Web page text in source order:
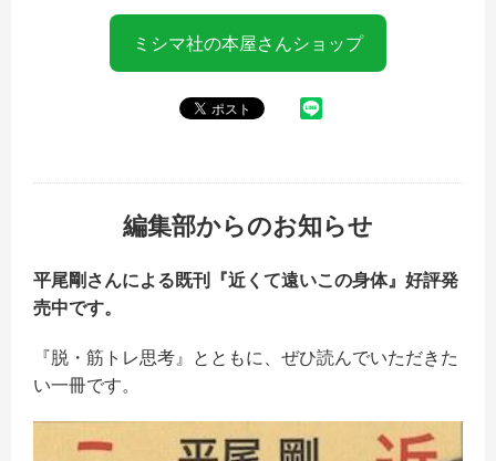
ミシマ社の本屋さんショップ
編集部からのお知らせ
平尾剛さんによる既刊『近くて遠いこの身体』好評発
売中です。
『脱・筋トレ思考』とともに、ぜひ読んでいただきた
い一冊です。